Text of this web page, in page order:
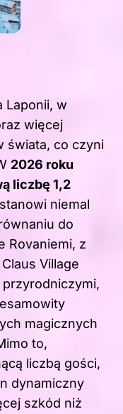
Laponii, w
więcej
świata, co czyni
2026 roku
liczbę 1,2
niemal
do
Rovaniemi, z
Village
przyrodniczymi,
magicznych
to,
liczbą gości,
dynamiczny
szkód niż